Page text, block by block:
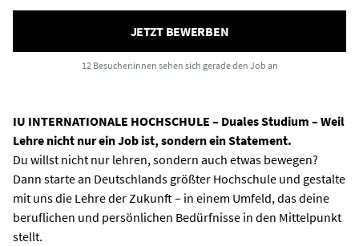
JETZT BEWERBEN
12 Besucher:innen sehen sich gerade den Job an
IU INTERNATIONALE HOCHSCHULE – Duales Studium – Weil
Lehre nicht nur ein Job ist, sondern ein Statement.
Du willst nicht nur lehren, sondern auch etwas bewegen?
Dann starte an Deutschlands größter Hochschule und gestalte
mit uns die Lehre der Zukunft – in einem Umfeld, das deine
beruflichen und persönlichen Bedürfnisse in den Mittelpunkt
stellt.